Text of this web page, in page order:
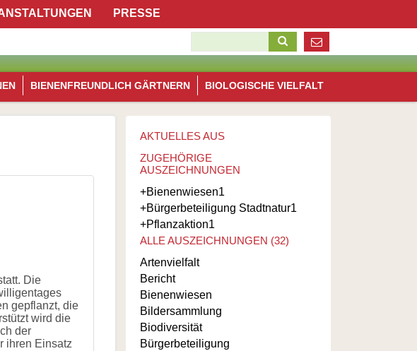
PRESSE
BIENENFREUNDLICH GÄRTNERN BIOLOGISCHE VIELFALT
Die
gepflanzt, die
wird die
der
ihren Einsatz
AKTUELLES AUS
ZUGEHÖRIGE
AUSZEICHNUNGEN
+Bienenwiesen1
+Bürgerbeteiligung Stadtnatur1
+Pflanzaktion1
ALLE AUSZEICHNUNGEN (32)
Artenvielfalt
Bericht
Bienenwiesen
Bildersammlung
Biodiversität
Bürgerbeteiligung